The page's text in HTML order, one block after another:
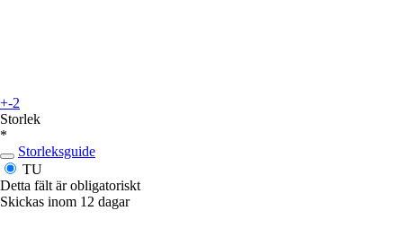
+-2
Storlek
*
Storleksguide
TU
Detta fält är obligatoriskt
Skickas inom 12 dagar